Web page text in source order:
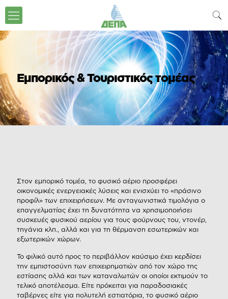
Eμπορικός & Τουριστικός τομέας
Στον εμπορικό τομέα, το φυσικό αέριο προσφέρει
οικονομικές ενεργειακές λύσεις και ενισχύει το «πράσινο
προφίλ» των επιχειρήσεων. Με ανταγωνιστικά τιμολόγια ο
επαγγελματίας έχει τη δυνατότητα να χρησιμοποιήσει
συσκευές φυσικού αερίου για τους φούρνους του, ντονέρ,
τηγάνια κλπ., αλλά και για τη θέρμανση εσωτερικών και
εξωτερικών χώρων.
Το φιλικό αυτό προς το περιβάλλον καύσιμο έχει κερδίσει
την εμπιστοσύνη των επιχειρηματιών από τον χώρο της
εστίασης αλλά και των καταναλωτών οι οποίοι εκτιμούν το
τελικό αποτέλεσμα. Είτε πρόκειται για παραδοσιακές
ταβέρνες είτε για πολυτελή εστιατόρια, το φυσικό αέριο